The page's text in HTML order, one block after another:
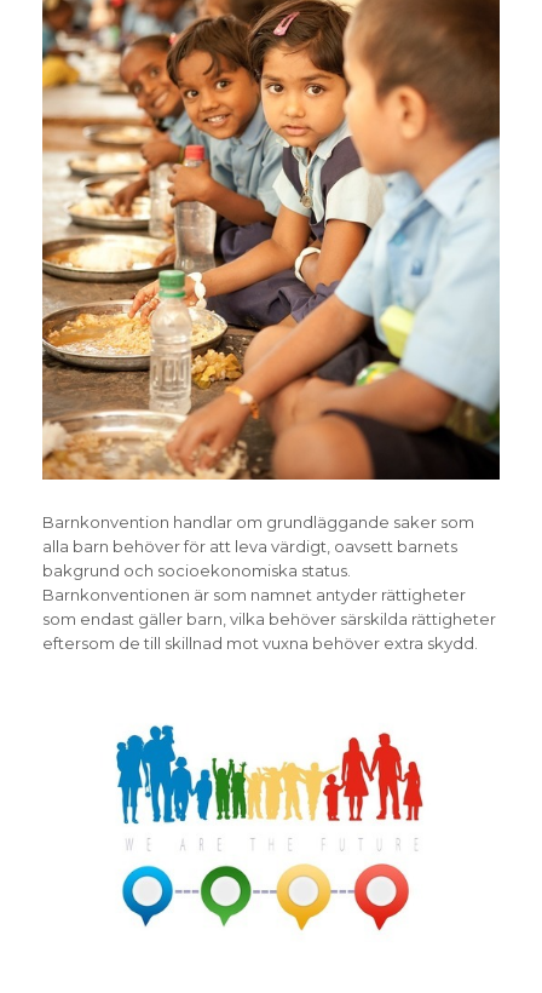
Barnkonvention handlar om grundläggande saker som
alla barn behöver för att leva värdigt, oavsett barnets
bakgrund och socioekonomiska status.
Barnkonventionen är som namnet antyder rättigheter
som endast gäller barn, vilka behöver särskilda rättigheter
eftersom de till skillnad mot vuxna behöver extra skydd.